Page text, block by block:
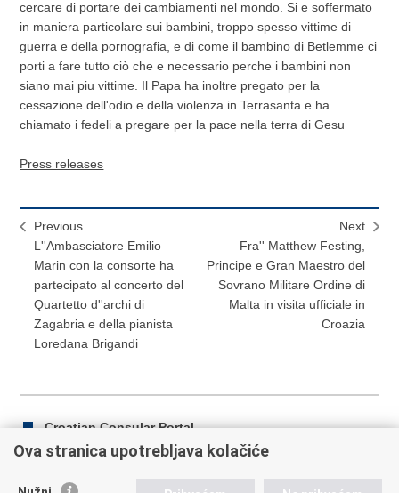
cercare di portare dei cambiamenti nel mondo. Si e soffermato
in maniera particolare sui bambini, troppo spesso vittime di
guerra e della pornografia, e di come il bambino di Betlemme ci
porti a fare tutto ciò che e necessario perche i bambini non
siano mai piu vittime. Il Papa ha inoltre pregato per la
cessazione dell'odio e della violenza in Terrasanta e ha
chiamato i fedeli a pregare per la pace nella terra di Gesu
Press releases
Previous
L''Ambasciatore Emilio
Marin con la consorte ha
partecipato al concerto del
Quartetto d''archi di
Zagabria e della pianista
Loredana Brigandi
Next
Fra'' Matthew Festing,
Principe e Gran Maestro del
Sovrano Militare Ordine di
Malta in visita ufficiale in
Croazia
Croatian Consular Portal
Ova stranica upotrebljava kolačiće